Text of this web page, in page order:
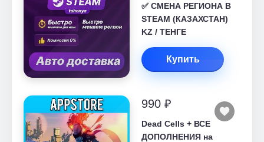
✅ СМЕНА РЕГИОНА В
STEAM (КАЗАХСТАН)
KZ / ТЕНГЕ
Купить
990 ₽
Dead Cells + ВСЕ
ДОПОЛНЕНИЯ на